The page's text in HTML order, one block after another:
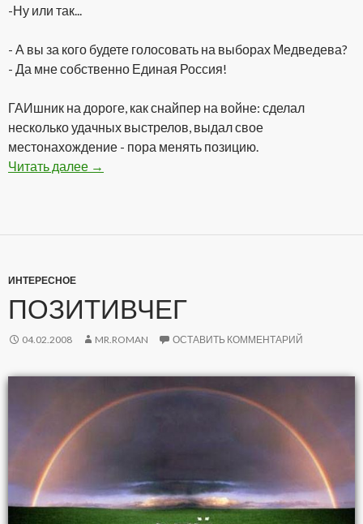
-Ну или так...
- А вы за кого будете голосовать на выборах Медведева?
- Да мне собственно Единая Россия!
ГАИшник на дороге, как снайпер на войне: сделал
несколько удачных выстрелов, выдал свое
местонахождение - пора менять позицию.
Читать далее Подборка Анекдотов
→
ИНТЕРЕСНОЕ
ПОЗИТИВЧЕГ
04.02.2008 MR.ROMAN ОСТАВИТЬ КОММЕНТАРИЙ